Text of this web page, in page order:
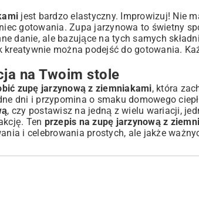
jest bardzo elastyczny. Improwizuj! Nie
gotowania. Zupa jarzynowa to świetny
danie, ale bazujące na tych samych
kreatywnie można podejść do gotowania.
na Twoim stole
zupę jarzynową z ziemniakami, która
dni i przypomina o smaku domowego
, czy postawisz na jedną z wielu wariacji,
Ten przepis na zupę jarzynową z
i celebrowania prostych, ale jakże